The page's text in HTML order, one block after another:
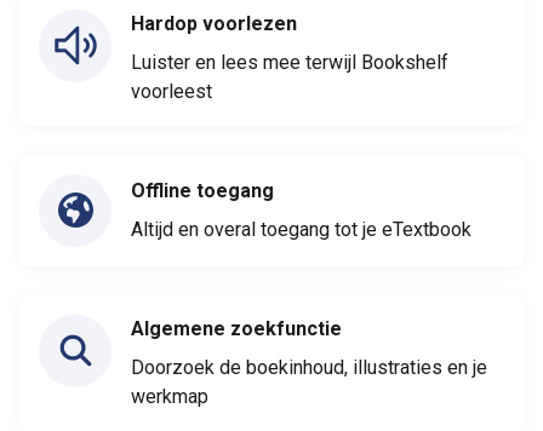
Hardop voorlezen
Luister en lees mee terwijl Bookshelf
voorleest
Offline toegang
Altijd en overal toegang tot je eTextbook
Algemene zoekfunctie
Doorzoek de boekinhoud, illustraties en je
werkmap